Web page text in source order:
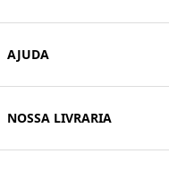
AJUDA
NOSSA LIVRARIA